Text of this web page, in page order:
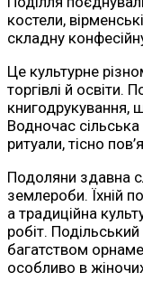
костели,
складну
Це культурне
торгівлі й освіти.
книгодрукування,
Водночас сільська
ритуали, тісно
Подоляни здавна
землероби. Їхній
а традиційна
робіт.
багатством
особливо в